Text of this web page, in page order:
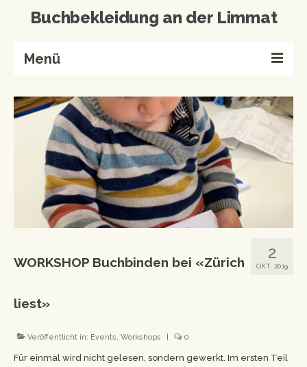
Buchbekleidung an der Limmat
Menü
Home
Buchbinderei
Referenzen
Wissenswertes
Kontakt
Events & Workshops
2
OKT. 2019
WORKSHOP Buchbinden bei «Zürich
liest»
Veröffentlicht in: Events, Workshops 0
Für einmal wird nicht gelesen, sondern gewerkt. Im ersten Teil